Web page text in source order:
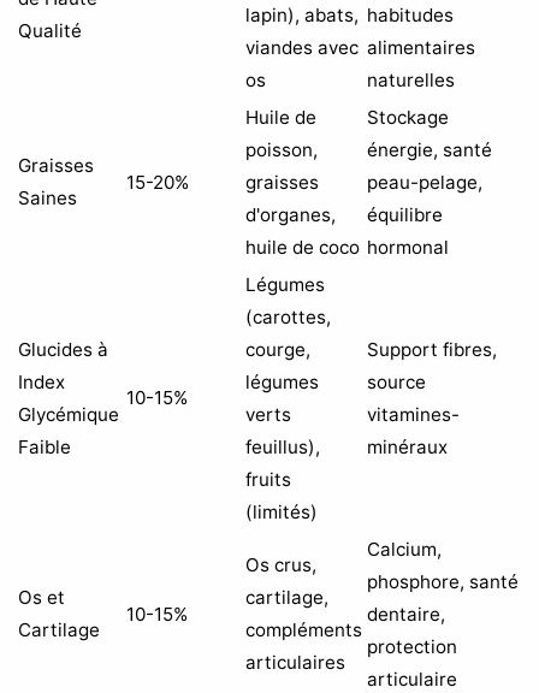
Qualité
lapin), abats,
viandes avec
os
habitudes
alimentaires
naturelles
Graisses
Saines
15-20%
Huile de
poisson,
graisses
d'organes,
huile de coco
Stockage
énergie, santé
peau-pelage,
équilibre
hormonal
Glucides à
Index
Glycémique
Faible
10-15%
Légumes
(carottes,
courge,
légumes
verts
feuillus),
fruits
(limités)
Support fibres,
source
vitamines-
minéraux
Os et
Cartilage
10-15%
Os crus,
cartilage,
compléments
articulaires
Calcium,
phosphore, santé
dentaire,
protection
articulaire